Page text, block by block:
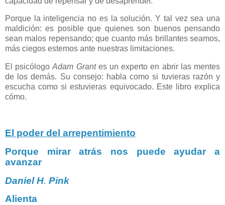
Porque la inteligencia no es la solución. Y tal vez sea una
maldición: es posible que quienes son buenos pensando
sean malos repensando; que cuanto más brillantes seamos,
más ciegos estemos ante nuestras limitaciones.
El psicólogoAdam Grantes un experto en abrir las mentes
de los demás. Su consejo: habla como si tuvieras razón y
escucha como si estuvieras equivocado. Este libro explica
cómo.
El poder del arrepentimiento
Porque mirar atrás nos puede ayudar a
avanzar
Daniel H. Pink
Alienta